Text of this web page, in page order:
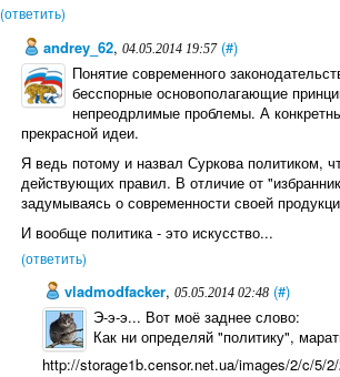
(ответить)
andrey_62,04.05.2014 19:57 (#)
Понятие современного
бесспорные основополагающие
непреодрлимые проблемы. А
прекрасной идеи.
Я ведь потому и назвал Суркова политиком,
действующих правил. В отличие от
задумываясь о современности своей
И вообще политика - это искусство...
(ответить)
vladmodfacker, 05.05.2014 02:48 (#)
Э-э-э... Вот моё заднее слово:
Как ни определяй "политику",
http://storage1b.censor.net.ua/images/2/c/5/